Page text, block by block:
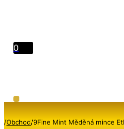
0
/Obchod/9Fine Mint Měděná mince